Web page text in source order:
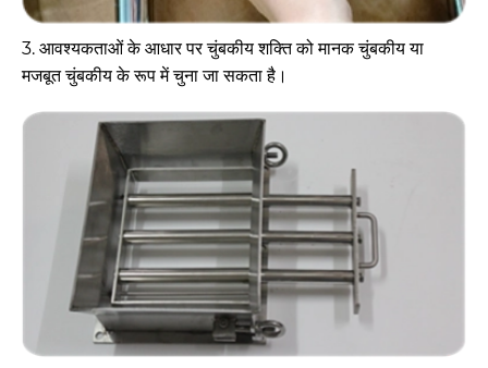
3. आवश्यकताओं के आधार पर चुंबकीय शक्ति को मानक चुंबकीय या
मजबूत चुंबकीय के रूप में चुना जा सकता है।